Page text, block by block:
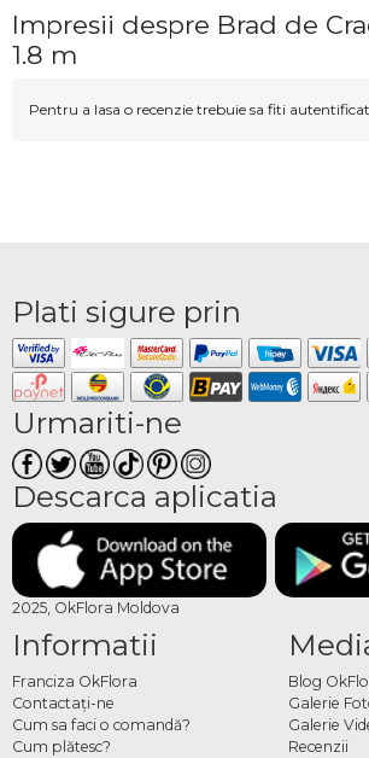
Impresii despre Brad de
1.8 m
Pentru a lasa o recenzie trebuie sa fiti
Plati sigure prin
Urmariti-ne
Descarca aplicatia
2025, OkFlora Moldova
Informatii
Franciza OkFlora
Contactaţi-ne
Cum sa faci o comandă?
Cum plătesc?
Blog
Galerie
Galerie
Recenzii